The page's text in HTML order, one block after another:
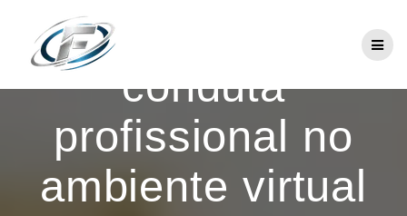
Como manter a
conduta
profissional no
ambiente virtual